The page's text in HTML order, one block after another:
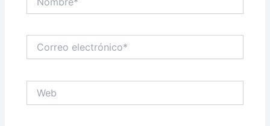
electrónico*